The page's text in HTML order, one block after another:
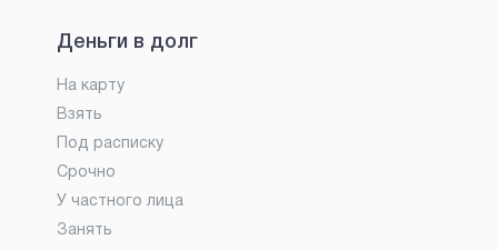
Деньги в долг
На карту
Взять
Под расписку
Срочно
У частного лица
Занять